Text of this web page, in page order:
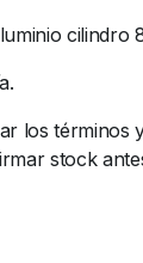
cilindro
los términos
stock